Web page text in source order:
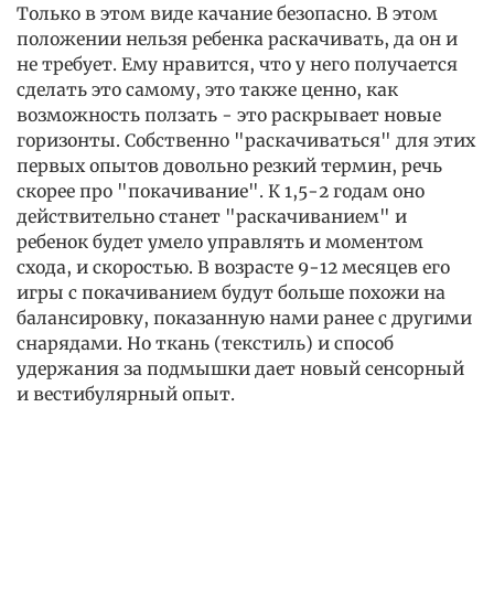
Только в этом виде качание безопасно. В этом
положении нельзя ребенка раскачивать, да он и
не требует. Ему нравится, что у него получается
сделать это самому, это также ценно, как
возможность ползать - это раскрывает новые
горизонты. Собственно "раскачиваться" для этих
первых опытов довольно резкий термин, речь
скорее про "покачивание". К 1,5-2 годам оно
действительно станет "раскачиванием" и
ребенок будет умело управлять и моментом
схода, и скоростью. В возрасте 9-12 месяцев его
игры с покачиванием будут больше похожи на
балансировку, показанную нами ранее с другими
снарядами. Но ткань (текстиль) и способ
удержания за подмышки дает новый сенсорный
и вестибулярный опыт.